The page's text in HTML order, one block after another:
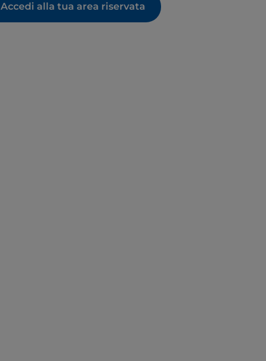
Accedi alla tua area riservata